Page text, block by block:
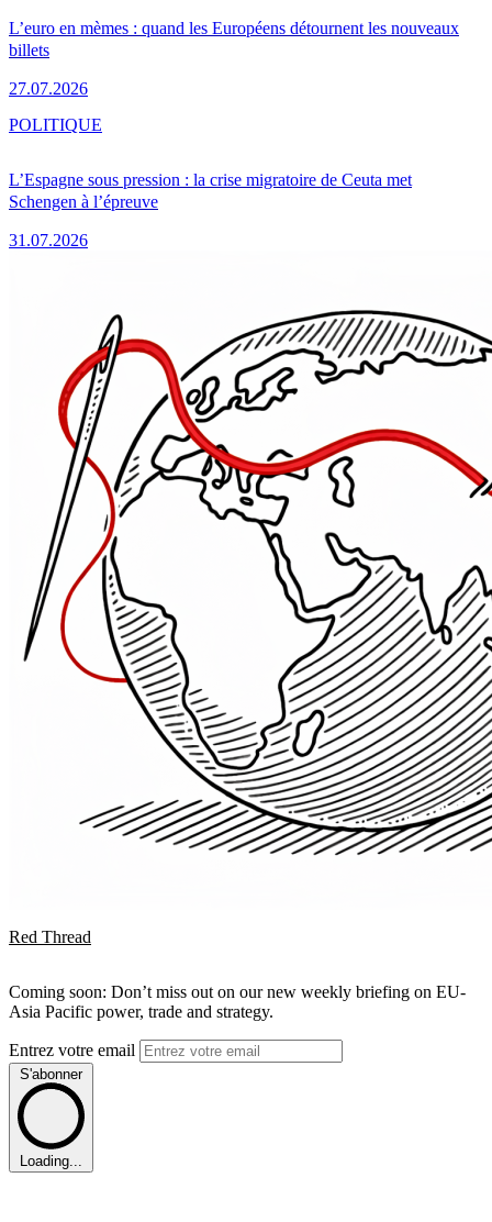
L’euro en mèmes : quand les Européens détournent les nouveaux
billets
27.07.2026
L’Espagne sous pression : la crise migratoire de Ceuta met
Schengen à l’épreuve
31.07.2026
POLITIQUE
Red Thread
Coming soon: Don’t miss out on our new weekly briefing on EU-
Asia Pacific power, trade and strategy.
Entrez votre email
S'abonner
Loading...